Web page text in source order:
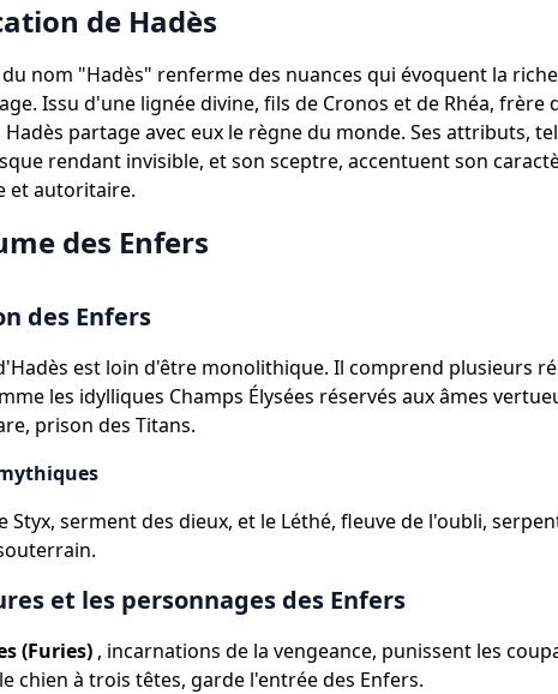
de Hadès
nom "Hadès" renferme des nuances qui évoquent la
Issu d'une lignée divine, fils de Cronos et de Rhéa, frère
partage avec eux le règne du monde. Ses attributs,
rendant invisible, et son sceptre, accentuent son
et autoritaire.
des Enfers
des Enfers
est loin d'être monolithique. Il comprend plusieurs
les idylliques Champs Élysées réservés aux âmes
prison des Titans.
Styx, serment des dieux, et le Léthé, fleuve de l'oubli,
et les personnages des Enfers
(Furies) , incarnations de la vengeance, punissent les
chien à trois têtes, garde l'entrée des Enfers.